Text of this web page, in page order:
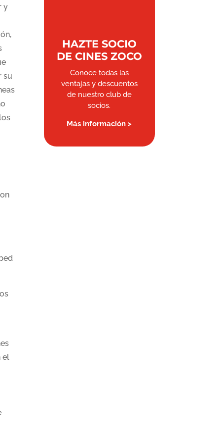
y
su
el
HAZTE SOCIO
DE CINES ZOCO
Conoce todas las
ventajas y descuentos
de nuestro club de
socios.
Más información >